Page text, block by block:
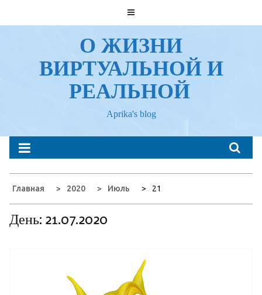
О ЖИЗНИ
ВИРТУАЛЬНОЙ И
РЕАЛЬНОЙ
Aprika's blog
Главная 2020 Июль 21
День: 21.07.2020